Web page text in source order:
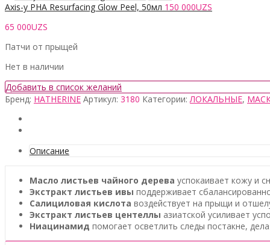
Axis-y PHA Resurfacing Glow Peel, 50мл 150 000UZS
65 000UZS
Патчи от прыщей
Нет в наличии
Добавить в список желаний
Бренд: HATHERINE Артикул: 3180 Категории: ЛОКАЛЬНЫЕ,
Описание
Масло листьев чайного дерева успокаивает кожу и
Экстракт листьев ивы поддерживает
Салициловая кислота воздействует на прыщи и
Экстракт листьев центеллы азиатской усиливает
Ниацинамид помогает осветлить следы постакне,